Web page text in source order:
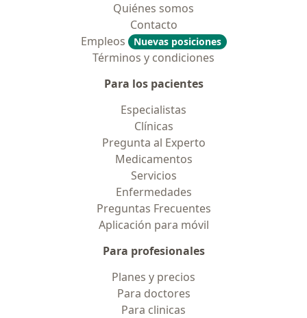
Quiénes somos
Contacto
Empleos
Nuevas posiciones
Términos y condiciones
Para los pacientes
Especialistas
Clínicas
Pregunta al Experto
Medicamentos
Servicios
Enfermedades
Preguntas Frecuentes
Aplicación para móvil
Para profesionales
Planes y precios
Para doctores
Para clinicas